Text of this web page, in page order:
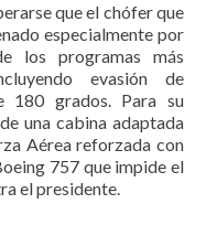
que el chófer que
especialmente por
los programas más
evasión de
180 grados. Para su
una cabina adaptada
Aérea reforzada con
757 que impide el
el presidente.